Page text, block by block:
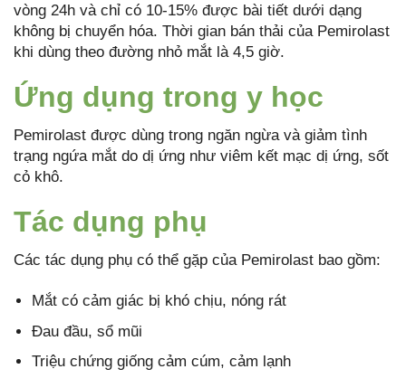
vòng 24h và chỉ có 10-15% được bài tiết dưới dạng
không bị chuyển hóa. Thời gian bán thải của Pemirolast
khi dùng theo đường nhỏ mắt là 4,5 giờ.
Ứng dụng trong y học
Pemirolast được dùng trong ngăn ngừa và giảm tình
trạng ngứa mắt do dị ứng như viêm kết mạc dị ứng, sốt
cỏ khô.
Tác dụng phụ
Các tác dụng phụ có thể gặp của Pemirolast bao gồm:
Mắt có cảm giác bị khó chịu, nóng rát
Đau đầu, sổ mũi
Triệu chứng giống cảm cúm, cảm lạnh